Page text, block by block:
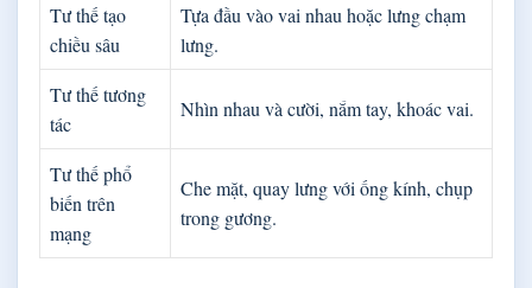
Tư thế tạo
chiều sâu
Tựa đầu vào vai nhau hoặc lưng chạm
lưng.
Tư thế tương
tác
Nhìn nhau và cười, nắm tay, khoác vai.
Tư thế phổ
biến trên
mạng
Che mặt, quay lưng với ống kính, chụp
trong gương.